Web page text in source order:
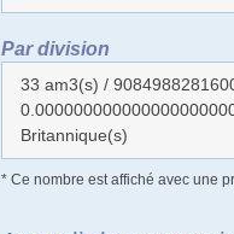
Par division
33 am3(s) /
Britannique(s)
* Ce nombre est affiché avec une